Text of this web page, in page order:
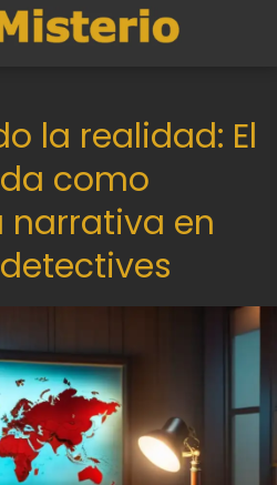
la realidad: El
como
en